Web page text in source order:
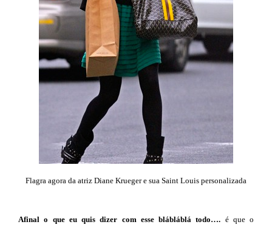
Flagra agora da atriz Diane Krueger e sua Saint Louis personalizada
Afinal o que eu quis dizer com esse blábláblá todo…. é que o